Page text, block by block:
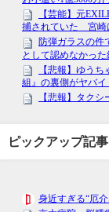
ピックアップ記事